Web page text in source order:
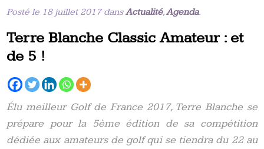
Posté le 18 juillet 2017 dansActualité,Agenda.
Terre Blanche Classic Amateur : et
de 5 !
Élu meilleur Golf de France 2017, Terre Blanche se
prépare pour la 5ème édition de sa compétition
dédiée aux amateurs de golf qui se tiendra du 22 au